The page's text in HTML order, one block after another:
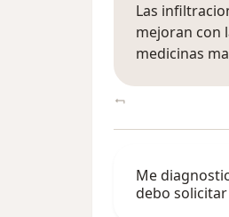
Las
mejoran con
medicinas
Me
debo